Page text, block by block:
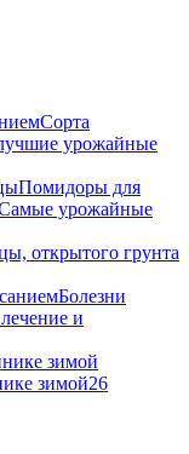
Сорта
урожайные
Помидоры для
Самые урожайные
открытого грунта
Болезни
и
зимой26